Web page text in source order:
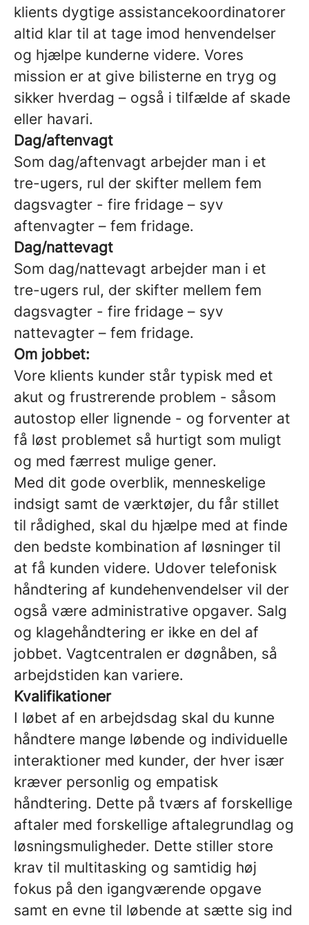
klients dygtige assistancekoordinatorer
altid klar til at tage imod henvendelser
og hjælpe kunderne videre. Vores
mission er at give bilisterne en tryg og
sikker hverdag – også i tilfælde af skade
eller havari.
Dag/aftenvagt
Som dag/aftenvagt arbejder man i et
tre-ugers, rul der skifter mellem fem
dagsvagter - fire fridage – syv
aftenvagter – fem fridage.
Dag/nattevagt
Som dag/nattevagt arbejder man i et
tre-ugers rul, der skifter mellem fem
dagsvagter - fire fridage – syv
nattevagter – fem fridage.
Om jobbet:
Vore klients kunder står typisk med et
akut og frustrerende problem - såsom
autostop eller lignende - og forventer at
få løst problemet så hurtigt som muligt
og med færrest mulige gener.
Med dit gode overblik, menneskelige
indsigt samt de værktøjer, du får stillet
til rådighed, skal du hjælpe med at finde
den bedste kombination af løsninger til
at få kunden videre. Udover telefonisk
håndtering af kundehenvendelser vil der
også være administrative opgaver. Salg
og klagehåndtering er ikke en del af
jobbet. Vagtcentralen er døgnåben, så
arbejdstiden kan variere.
Kvalifikationer
I løbet af en arbejdsdag skal du kunne
håndtere mange løbende og individuelle
interaktioner med kunder, der hver især
kræver personlig og empatisk
håndtering. Dette på tværs af forskellige
aftaler med forskellige aftalegrundlag og
løsningsmuligheder. Dette stiller store
krav til multitasking og samtidig høj
fokus på den igangværende opgave
samt en evne til løbende at sætte sig ind